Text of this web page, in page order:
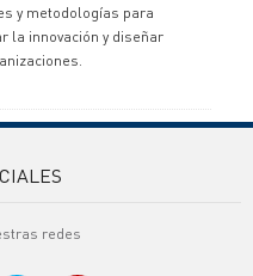
y metodologías para
la innovación y diseñar
redes